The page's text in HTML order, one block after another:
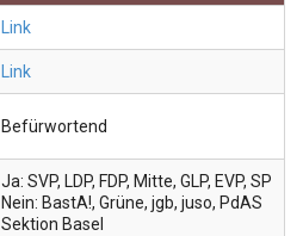
Link
Link
Befürwortend
Ja: SVP, LDP, FDP, Mitte, GLP, EVP, SP
Nein: BastA!, Grüne, jgb, juso, PdAS
Sektion Basel